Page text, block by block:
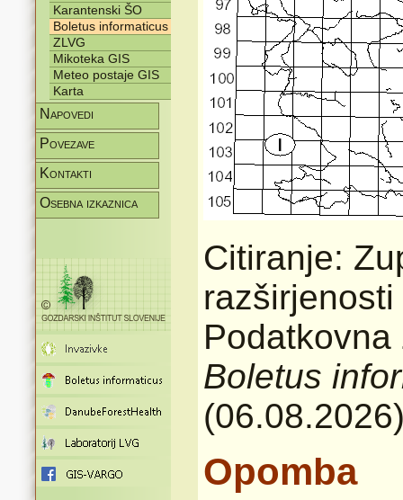
Karantenski ŠO
Boletus informaticus
ZLVG
Mikoteka GIS
Meteo postaje GIS
Karta
Napovedi
Povezave
Kontakti
Osebna izkaznica
Citiranje:
Boletus
Opomba